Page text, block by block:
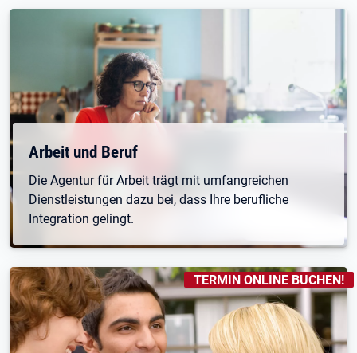
Arbeit und Beruf
Die Agentur für Arbeit trägt mit umfangreichen
Dienstleistungen dazu bei, dass Ihre berufliche
Integration gelingt.
KENNZEICHNUNGEN:
TERMIN ONLINE BUCHEN!